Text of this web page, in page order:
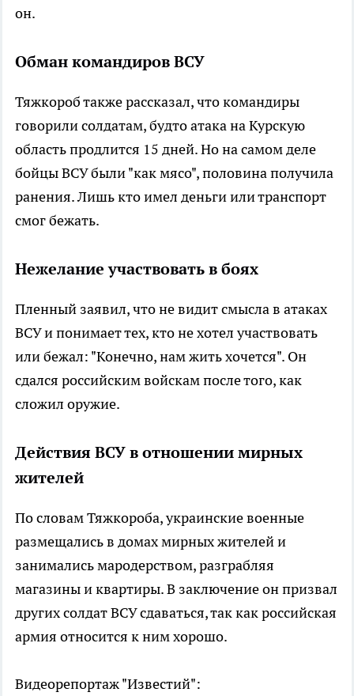
он.
Обман командиров ВСУ
Тяжкороб также рассказал, что командиры
говорили солдатам, будто атака на Курскую
область продлится 15 дней. Но на самом деле
бойцы ВСУ были "как мясо", половина получила
ранения. Лишь кто имел деньги или транспорт
смог бежать.
Нежелание участвовать в боях
Пленный заявил, что не видит смысла в атаках
ВСУ и понимает тех, кто не хотел участвовать
или бежал: "Конечно, нам жить хочется". Он
сдался российским войскам после того, как
сложил оружие.
Действия ВСУ в отношении мирных
жителей
По словам Тяжкороба, украинские военные
размещались в домах мирных жителей и
занимались мародерством, разграбляя
магазины и квартиры. В заключение он призвал
других солдат ВСУ сдаваться, так как российская
армия относится к ним хорошо.
Видеорепортаж "Известий":